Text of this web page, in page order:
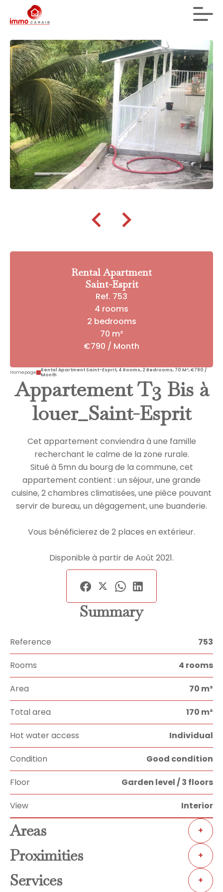
Rental Apartment
Saint-Esprit
Ref. 753
4 rooms
2 bedrooms
70 m²
€790 / Month
Homepage
Rental Apartment Saint-Esprit, 4 Rooms, 2 Bedrooms, 70 M², €790 /
Month
Appartement T3 Bis à
louer_Saint-Esprit
Cet appartement conviendra à une famille
recherchant le calme de la zone rurale.
Situé à 5mn du bourg de la commune, cet
appartement contient : un séjour, une grande
cuisine, 2 chambres climatisées, une pièce pouvant
servir de bureau, un dégagement, une buanderie.
Vous bénéficierez de 2 places en extérieur.
Disponible à partir de Août 2021.
Summary
Reference 753
Rooms 4 rooms
Area 70 m²
Total area 170 m²
Hot water access Individual
Condition Good condition
Floor Garden level / 3 floors
View Interior
Areas +
Proximities +
Services +